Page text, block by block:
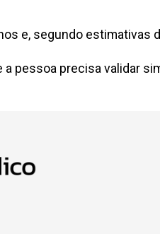
e, segundo estimativas
pessoa precisa validar
Media
Social Media